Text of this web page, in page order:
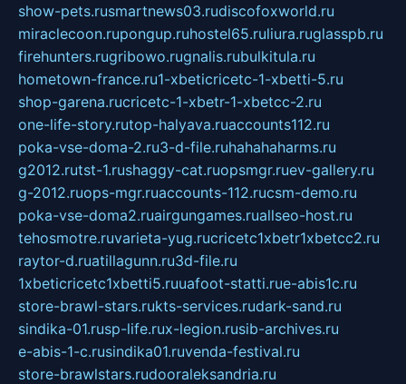
show-pets.rusmartnews03.rudiscofoxworld.ru
miraclecoon.rupongup.ruhostel65.ruliura.ruglasspb.ru
firehunters.rugribowo.rugnalis.rubulkitula.ru
hometown-france.ru1-xbeticricetc-1-xbetti-5.ru
shop-garena.rucricetc-1-xbetr-1-xbetcc-2.ru
one-life-story.rutop-halyava.ruaccounts112.ru
poka-vse-doma-2.ru3-d-file.ruhahahaharms.ru
g2012.rutst-1.rushaggy-cat.ruopsmgr.ruev-gallery.ru
g-2012.ruops-mgr.ruaccounts-112.rucsm-demo.ru
poka-vse-doma2.ruairgungames.ruallseo-host.ru
tehosmotre.ruvarieta-yug.rucricetc1xbetr1xbetcc2.ru
raytor-d.ruatillagunn.ru3d-file.ru
1xbeticricetc1xbetti5.ruuafoot-statti.rue-abis1c.ru
store-brawl-stars.rukts-services.rudark-sand.ru
sindika-01.rusp-life.rux-legion.rusib-archives.ru
e-abis-1-c.rusindika01.ruvenda-festival.ru
store-brawlstars.rudooraleksandria.ru